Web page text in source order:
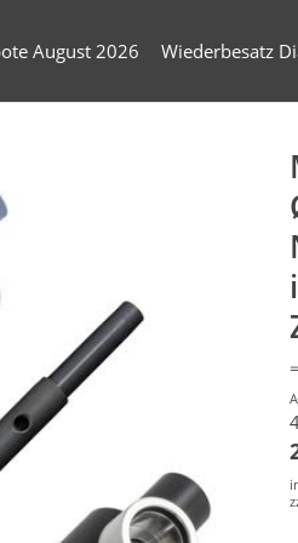
August 2026 Wiederbesatz